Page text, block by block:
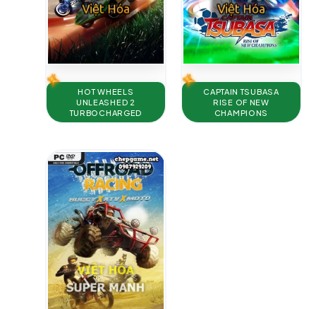
HOT WHEELS
UNLEASHED 2
TURBOCHARGED
CAPTAIN TSUBASA
RISE OF NEW
CHAMPIONS